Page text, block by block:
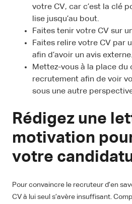
votre CV, car c’est la clé
lise jusqu’au bout.
Faites tenir votre CV sur
Faites relire votre CV par
afin d’avoir un avis externe.
Mettez-vous à la place du
recrutement afin de voir
sous une autre
Rédigez une
motivation
votre
Pour convaincre le recruteur d’en
CV à lui seul s’avère insuffisant.